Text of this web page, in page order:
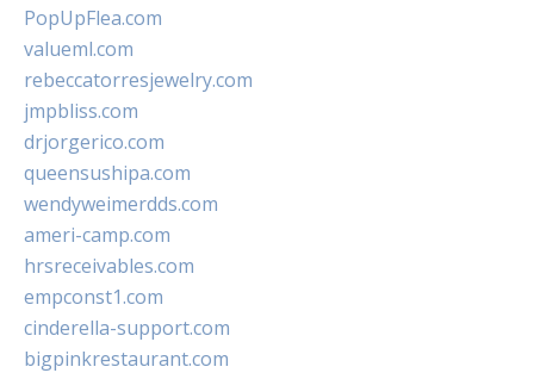
PopUpFlea.com
valueml.com
rebeccatorresjewelry.com
jmpbliss.com
drjorgerico.com
queensushipa.com
wendyweimerdds.com
ameri-camp.com
hrsreceivables.com
empconst1.com
cinderella-support.com
bigpinkrestaurant.com